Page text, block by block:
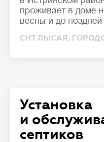
проживает в доме
весны и до поздней
СНТ ЛЫСАЯ,
Установка
и
септиков